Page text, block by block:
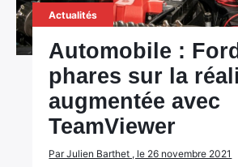
Actualités
Automobile :
phares sur la
augmentée avec
TeamViewer
Par Julien Barthet , le 26 novembre 2021